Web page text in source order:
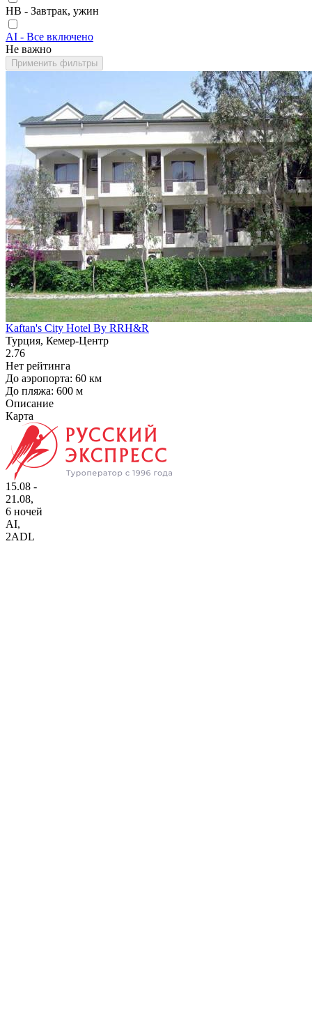
HB - Завтрак, ужин
AI - Все включено
Не важно
Применить фильтры
Kaftan's City Hotel By RRH&R
Турция, Кемер-Центр
2.76
Нет рейтинга
До аэропорта: 60 км
До пляжа: 600 м
Описание
Карта
15.08 -
21.08,
6 ночей
AI,
2ADL